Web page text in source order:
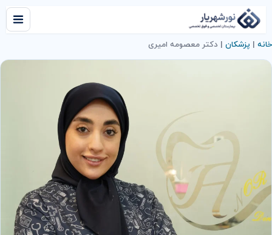
خانه | پزشکان | دکتر معصومه امیری